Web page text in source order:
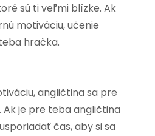
sú ti veľmi blízke. Ak
motiváciu, učenie
hračka.
angličtina sa pre
je pre teba angličtina
čas, aby si sa